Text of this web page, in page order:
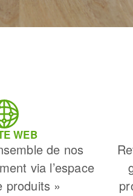
WEB
de nos
via l’espace
produits »